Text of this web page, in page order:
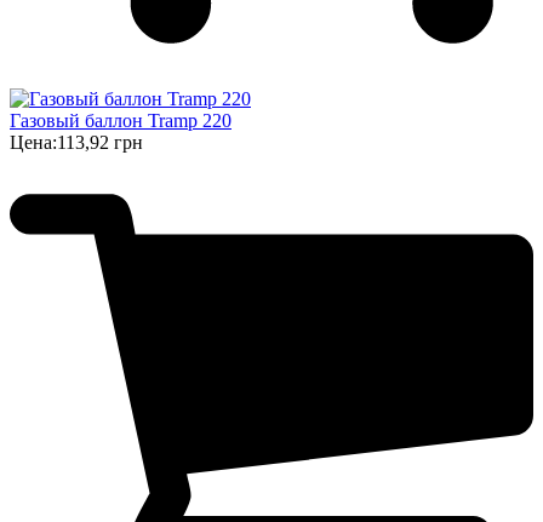
Газовый баллон Tramp 220
Цена:113,92 грн